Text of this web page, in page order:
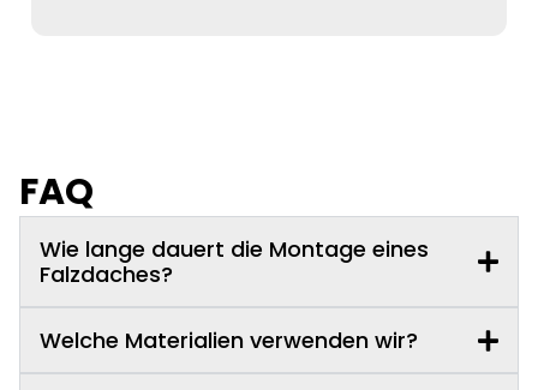
FAQ
Wie lange dauert die Montage eines
Falzdaches?
Welche Materialien verwenden wir?